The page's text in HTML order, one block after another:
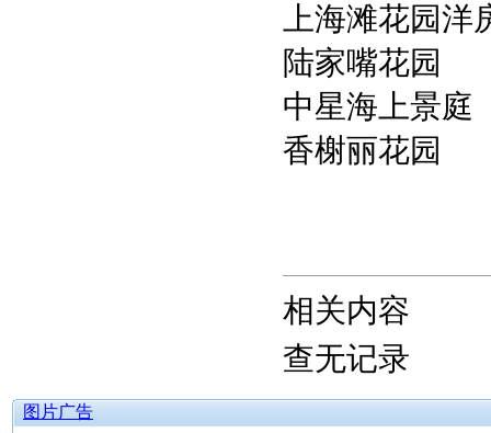
上海滩花园洋
陆家嘴花园
中星海上景庭
香榭丽花园
相关内容
查无记录
图片广告